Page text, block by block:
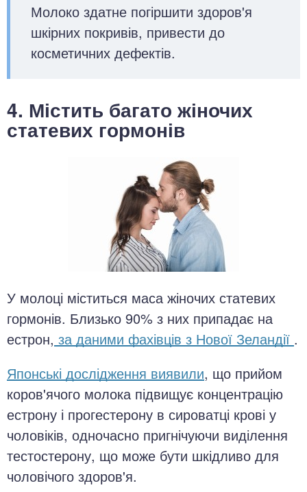
Молоко здатне погіршити здоров'я
шкірних покривів, привести до
косметичних дефектів.
4. Містить багато жіночих
статевих гормонів
У молоці міститься маса жіночих статевих
гормонів. Близько 90% з них припадає на
естрон, за даними фахівців з Нової Зеландії .
Японські дослідження виявили, що прийом
коров'ячого молока підвищує концентрацію
естрону і прогестерону в сироватці крові у
чоловіків, одночасно пригнічуючи виділення
тестостерону, що може бути шкідливо для
чоловічого здоров'я.